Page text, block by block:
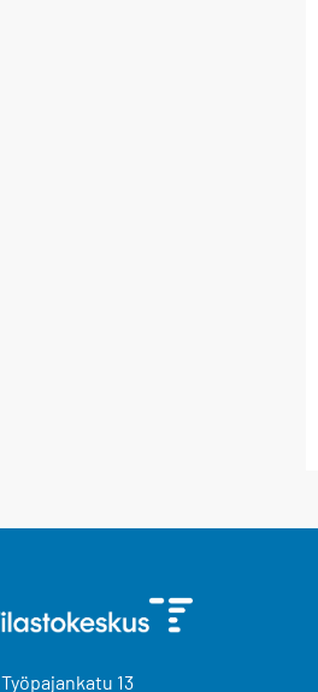
Työpajankatu 13